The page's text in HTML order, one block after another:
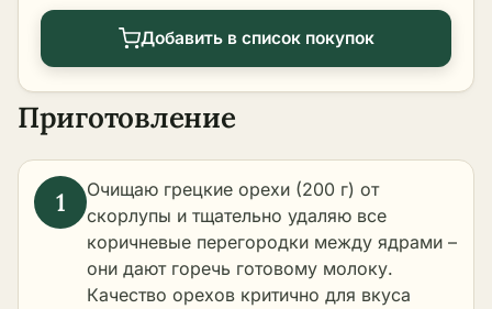
Добавить в список покупок
Приготовление
Очищаю грецкие орехи (200 г) от
скорлупы и тщательно удаляю все
коричневые перегородки между ядрами –
они дают горечь готовому молоку.
Качество орехов критично для вкуса